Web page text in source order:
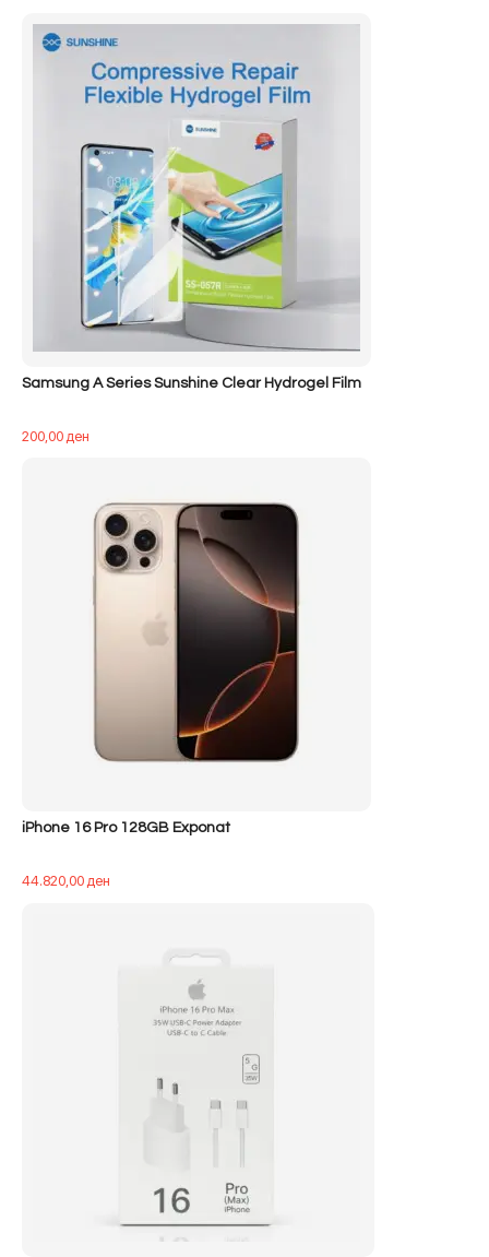
Samsung A Series Sunshine Clear Hydrogel Film
200,00ден
iPhone 16 Pro 128GB Exponat
44.820,00ден